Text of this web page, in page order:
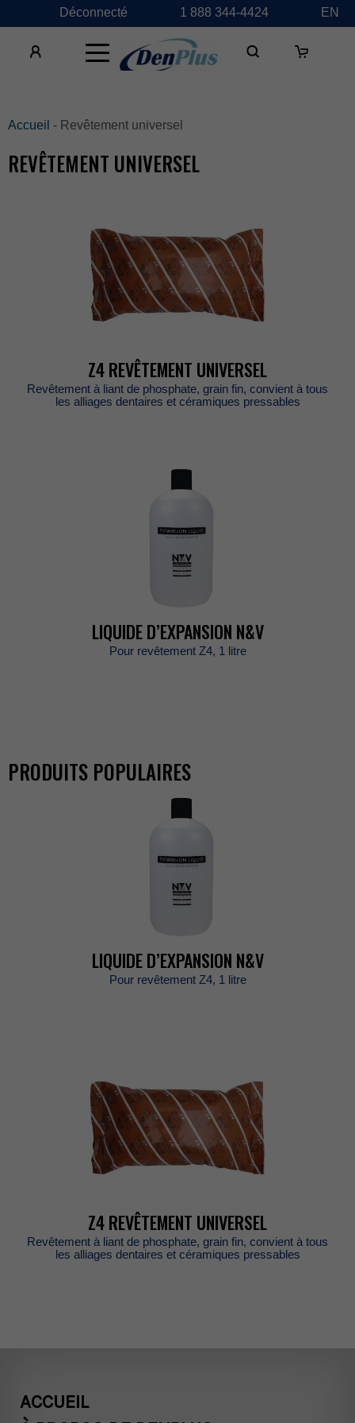
Déconnecté 1888344-4424 EN
×
Accueil -Revêtementuniversel
REVÊTEMENTUNIVERSEL
Z4REVÊTEMENTUNIVERSEL
Revêtementàliantdephosphate,grainfin,convientàtous
lesalliagesdentairesetcéramiquespressables
LIQUIDED’EXPANSIONN&V
PourrevêtementZ4,1litre
PRODUITSPOPULAIRES
LIQUIDED’EXPANSIONN&V
PourrevêtementZ4,1litre
Z4REVÊTEMENTUNIVERSEL
Revêtementàliantdephosphate,grainfin,convientàtous
lesalliagesdentairesetcéramiquespressables
ACCUEIL